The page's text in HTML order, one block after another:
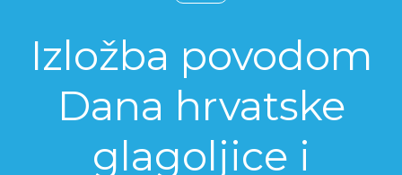
Izložba povodom
Dana hrvatske
glagoljice i